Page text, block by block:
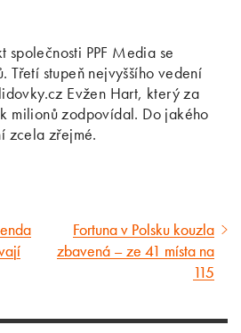
PPF Media se
Třetí stupeň nejvyššího vedení
Evžen Hart, který za
milionů zodpovídal. Do jakého
zcela zřejmé.
Následující
článek
Fortuna v Polsku kouzla
zbavená – ze 41 místa na
115